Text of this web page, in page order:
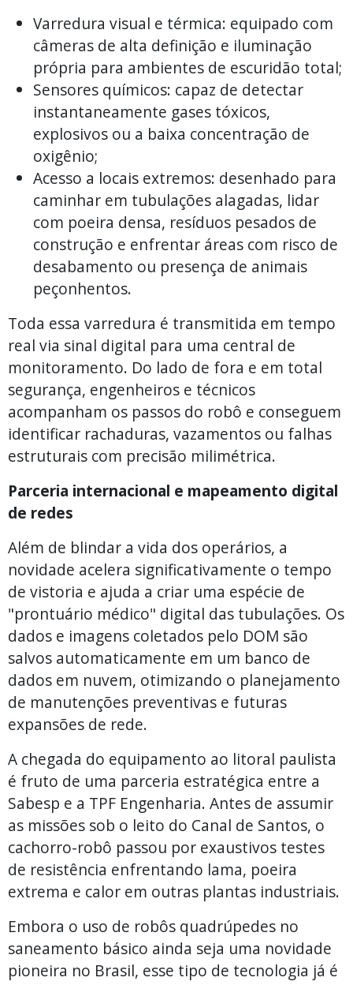
Varredura visual e térmica: equipado com
câmeras de alta definição e iluminação
própria para ambientes de escuridão total;
Sensores químicos: capaz de detectar
instantaneamente gases tóxicos,
explosivos ou a baixa concentração de
oxigênio;
Acesso a locais extremos: desenhado para
caminhar em tubulações alagadas, lidar
com poeira densa, resíduos pesados de
construção e enfrentar áreas com risco de
desabamento ou presença de animais
peçonhentos.
Toda essa varredura é transmitida em tempo
real via sinal digital para uma central de
monitoramento. Do lado de fora e em total
segurança, engenheiros e técnicos
acompanham os passos do robô e conseguem
identificar rachaduras, vazamentos ou falhas
estruturais com precisão milimétrica.
Parceria internacional e mapeamento digital
de redes
Além de blindar a vida dos operários, a
novidade acelera significativamente o tempo
de vistoria e ajuda a criar uma espécie de
"prontuário médico" digital das tubulações. Os
dados e imagens coletados pelo DOM são
salvos automaticamente em um banco de
dados em nuvem, otimizando o planejamento
de manutenções preventivas e futuras
expansões de rede.
A chegada do equipamento ao litoral paulista
é fruto de uma parceria estratégica entre a
Sabesp e a TPF Engenharia. Antes de assumir
as missões sob o leito do Canal de Santos, o
cachorro-robô passou por exaustivos testes
de resistência enfrentando lama, poeira
extrema e calor em outras plantas industriais.
Embora o uso de robôs quadrúpedes no
saneamento básico ainda seja uma novidade
pioneira no Brasil, esse tipo de tecnologia já é